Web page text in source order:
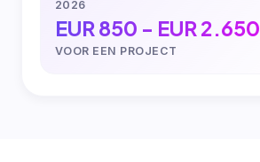
2026
EUR 850 - EUR 2.650
VOOR EEN PROJECT